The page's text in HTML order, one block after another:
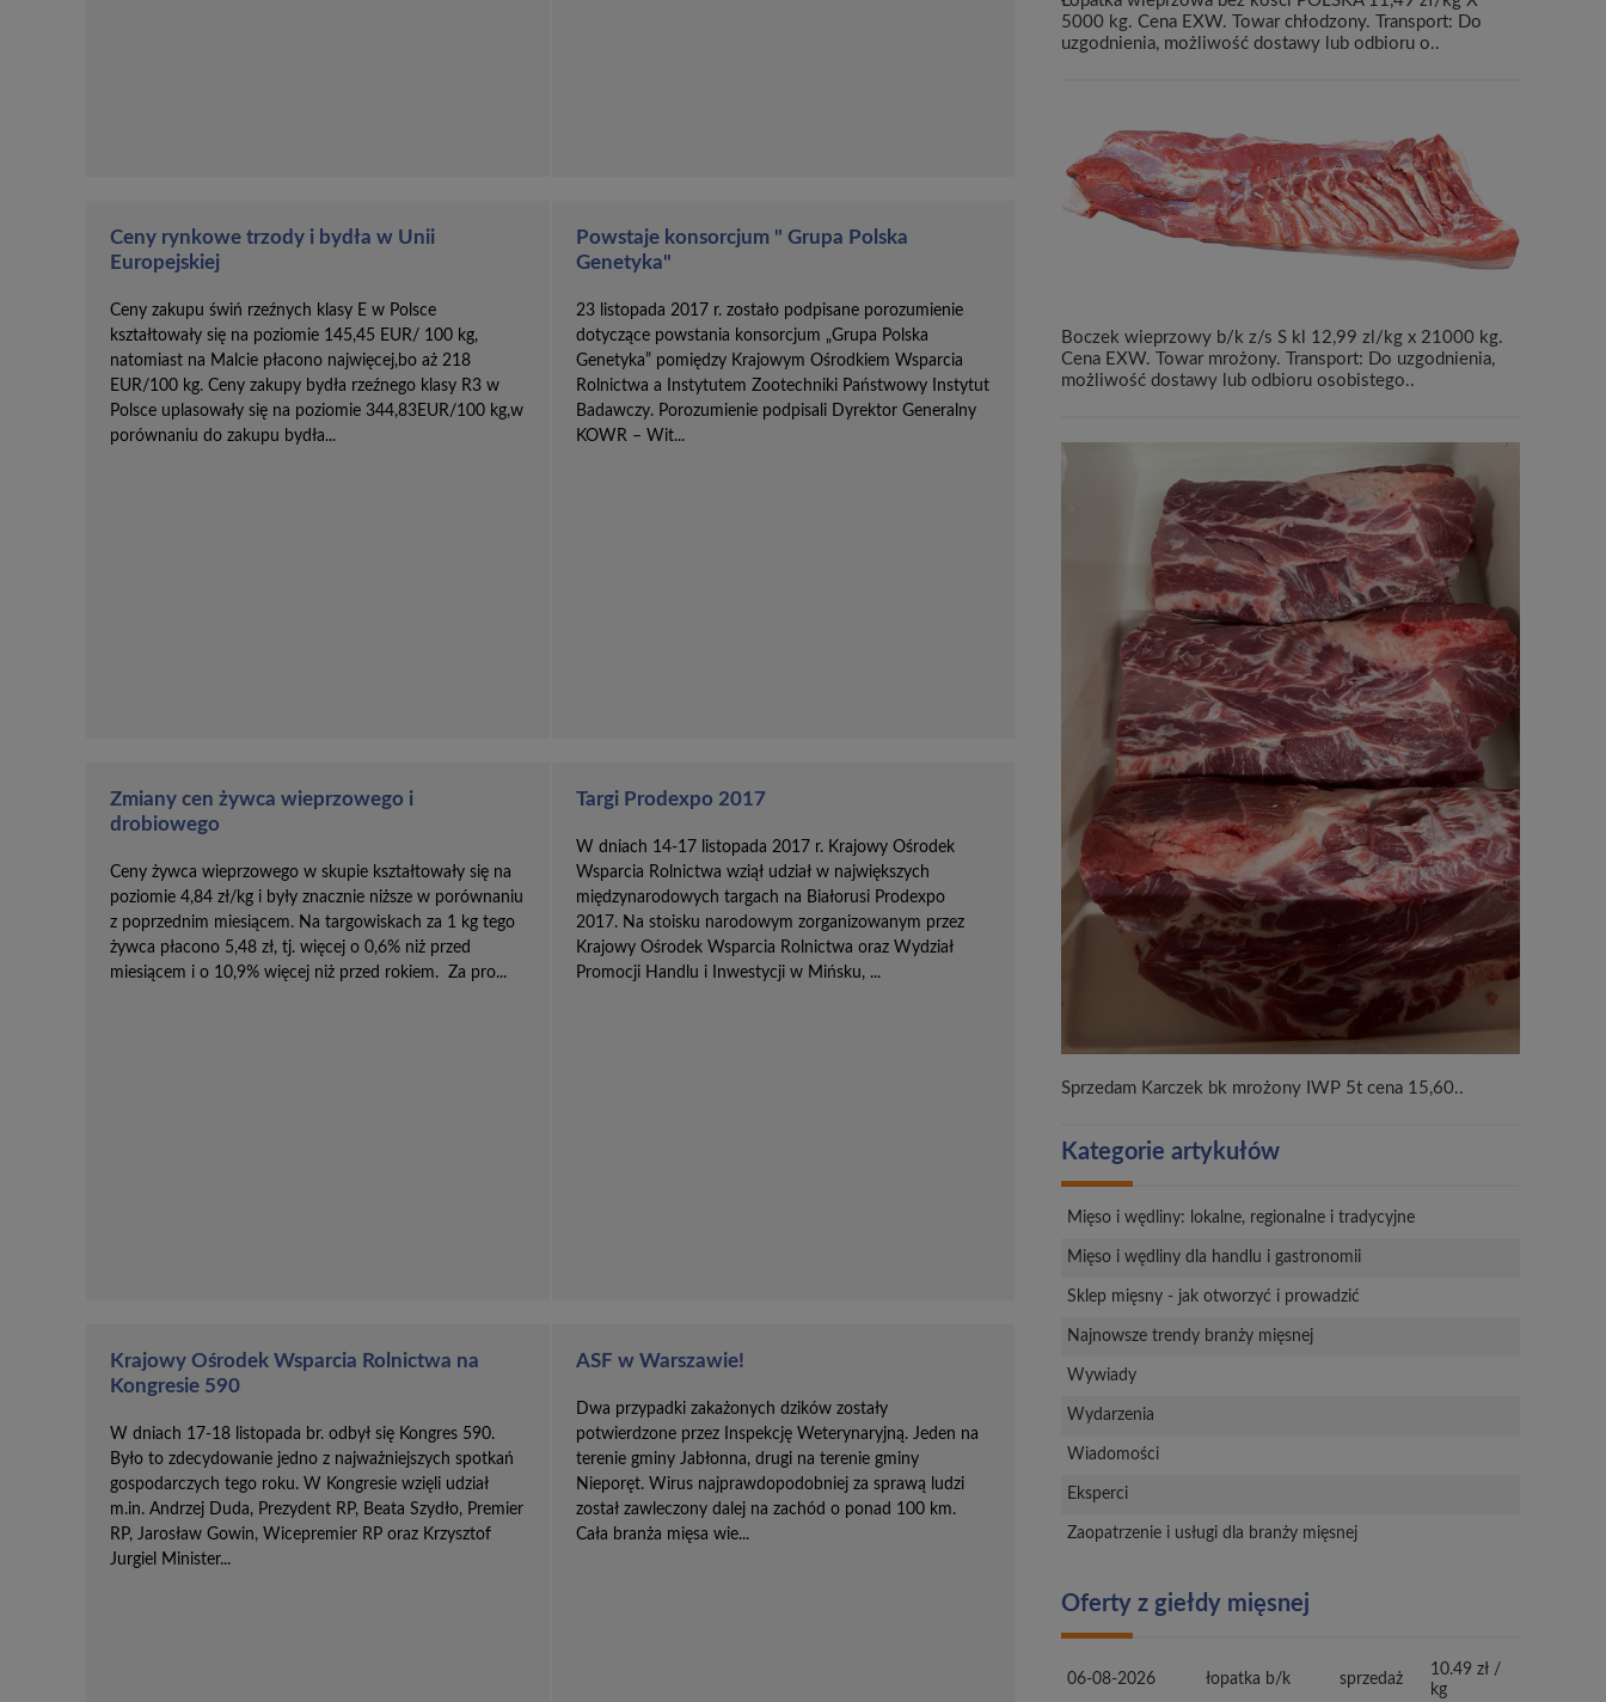
Ceny rynkowe trzody i bydła w Unii
Europejskiej
Ceny zakupu świń rzeźnych klasy E w Polsce
kształtowały się na poziomie 145,45 EUR/ 100 kg,
natomiast na Malcie płacono najwięcej,bo aż 218
EUR/100 kg. Ceny zakupy bydła rzeźnego klasy R3 w
Polsce uplasowały się na poziomie 344,83EUR/100 kg,w
porównaniu do zakupu bydła...
Powstaje konsorcjum " Grupa Polska
Genetyka"
23 listopada 2017 r. zostało podpisane porozumienie
dotyczące powstania konsorcjum „Grupa Polska
Genetyka” pomiędzy Krajowym Ośrodkiem Wsparcia
Rolnictwa a Instytutem Zootechniki Państwowy Instytut
Badawczy. Porozumienie podpisali Dyrektor Generalny
KOWR – Wit...
Zmiany cen żywca wieprzowego i
drobiowego
Ceny żywca wieprzowego w skupie kształtowały się na
poziomie 4,84 zł/kg i były znacznie niższe w porównaniu
z poprzednim miesiącem. Na targowiskach za 1 kg tego
żywca płacono 5,48 zł, tj. więcej o 0,6% niż przed
miesiącem i o 10,9% więcej niż przed rokiem. Za pro...
Targi Prodexpo 2017
W dniach 14-17 listopada 2017 r. Krajowy Ośrodek
Wsparcia Rolnictwa wziął udział w największych
międzynarodowych targach na Białorusi Prodexpo
2017. Na stoisku narodowym zorganizowanym przez
Krajowy Ośrodek Wsparcia Rolnictwa oraz Wydział
Promocji Handlu i Inwestycji w Mińsku, ...
Krajowy Ośrodek Wsparcia Rolnictwa na
Kongresie 590
W dniach 17-18 listopada br. odbył się Kongres 590.
Było to zdecydowanie jedno z najważniejszych spotkań
gospodarczych tego roku. W Kongresie wzięli udział
m.in. Andrzej Duda, Prezydent RP, Beata Szydło, Premier
RP, Jarosław Gowin, Wicepremier RP oraz Krzysztof
Jurgiel Minister...
ASF w Warszawie!
Dwa przypadki zakażonych dzików zostały
potwierdzone przez Inspekcję Weterynaryjną. Jeden na
terenie gminy Jabłonna, drugi na terenie gminy
Nieporęt. Wirus najprawdopodobniej za sprawą ludzi
został zawleczony dalej na zachód o ponad 100 km.
Cała branża mięsa wie...
5000 kg. Cena EXW. Towar chłodzony. Transport: Do
uzgodnienia, możliwość dostawy lub odbioru o..
Boczek wieprzowy b/k z/s S kl 12,99 zl/kg x 21000 kg.
Cena EXW. Towar mrożony. Transport: Do uzgodnienia,
możliwość dostawy lub odbioru osobistego..
Sprzedam Karczek bk mrożony IWP 5t cena 15,60..
Kategorie artykułów
Mięso i wędliny: lokalne, regionalne i tradycyjne
Mięso i wędliny dla handlu i gastronomii
Sklep mięsny - jak otworzyć i prowadzić
Najnowsze trendy branży mięsnej
Wywiady
Wydarzenia
Wiadomości
Eksperci
Zaopatrzenie i usługi dla branży mięsnej
Oferty z giełdy mięsnej
06-08-2026 łopatka b/k sprzedaż
10.49 zł /
kg